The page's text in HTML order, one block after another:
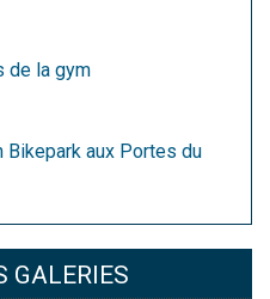
de la gym
aux Portes du
GALERIES